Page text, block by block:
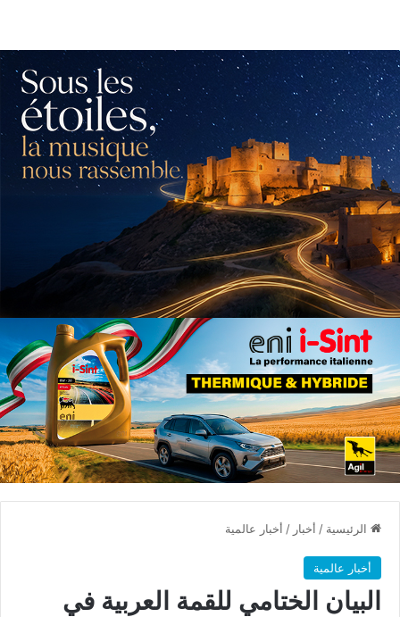
الرئيسية / أخبار / أخبار عالمية
أخبار عالمية
البيان الختامي للقمة العربية في